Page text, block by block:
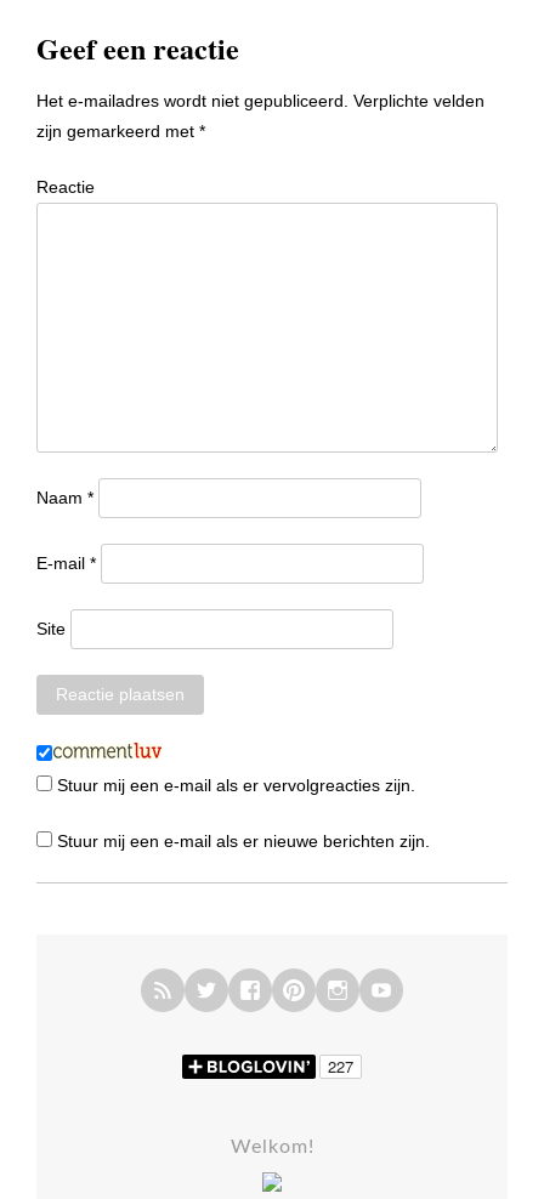
Geef een reactie
Het e-mailadres wordt niet gepubliceerd. Verplichte velden
zijn gemarkeerd met *
Reactie
Naam *
E-mail *
Site
Stuur mij een e-mail als er vervolgreacties zijn.
Stuur mij een e-mail als er nieuwe berichten zijn.
Welkom!